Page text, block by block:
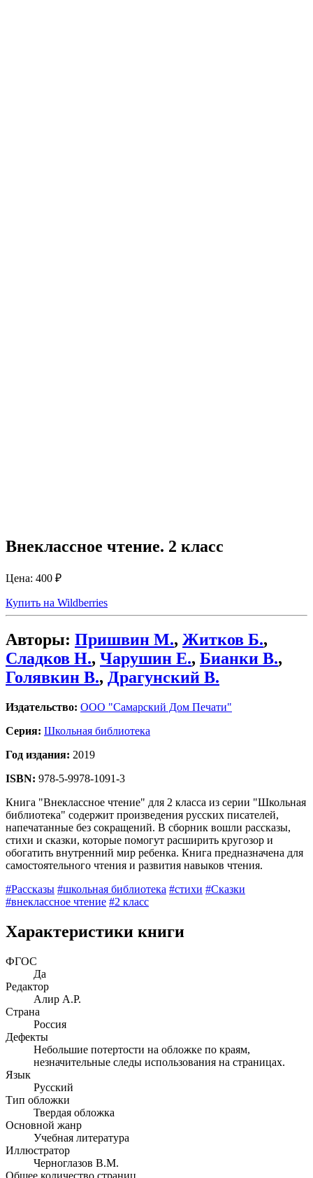
Внеклассное чтение. 2 класс
Цена: 400 ₽
Купить на Wildberries
Авторы: Пришвин М., Житков Б.,
Сладков Н., Чарушин Е., Бианки В.,
Голявкин В., Драгунский В.
Издательство: ООО "Самарский Дом Печати"
Серия: Школьная библиотека
Год издания: 2019
ISBN: 978-5-9978-1091-3
Книга "Внеклассное чтение" для 2 класса из серии "Школьная
библиотека" содержит произведения русских писателей,
напечатанные без сокращений. В сборник вошли рассказы,
стихи и сказки, которые помогут расширить кругозор и
обогатить внутренний мир ребенка. Книга предназначена для
самостоятельного чтения и развития навыков чтения.
#Рассказы #школьная библиотека #стихи #Сказки
#внеклассное чтение #2 класс
Характеристики книги
ФГОС
Да
Редактор
Алир А.Р.
Страна
Россия
Дефекты
Небольшие потертости на обложке по краям,
незначительные следы использования на страницах.
Язык
Русский
Тип обложки
Твердая обложка
Основной жанр
Учебная литература
Иллюстратор
Черноглазов В.М.
Общее количество страниц